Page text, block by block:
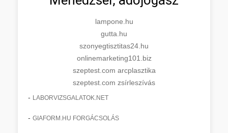
lampone.hu
gutta.hu
szonyegtisztitas24.hu
onlinemarketing101.biz
szeptest.com arcplasztika
szeptest.com zsírleszívás
- LABORVIZSGALATOK.NET
- GIAFORM.HU FORGÁCSOLÁS